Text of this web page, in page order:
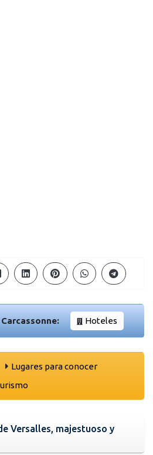
Hoteles
Lugares para conocer
Versalles, majestuoso y